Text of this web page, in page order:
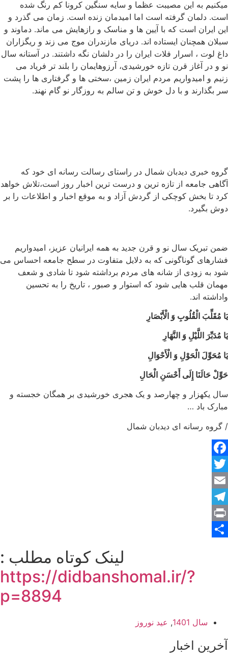
میکنیم به این مصیبت عظما و سایه سنگین کرونا کم رنگ شده
است. دلمان گرفته است اما امیدمان زنده است. زمان می گذرد و
این ایران است که با آیین ها و مناسک و رازهایش می ماند. دماوند و
سبلان همچنان ایستاده اند. دریای مازندران موج می زند و ریگزاران
داغ لوت ، اسرار فلات ایران را در دلشان نگه داشتند. در آستانه سال
نو و در آغاز قرن تازه خورشیدی، آرزوهایمان را بلند تر فریاد می
زنیم و امیدواریم مردم ایران زمین ،سختی ها و گرفتاری ها را پشت
سر بگذارند و با دل خوش و تن سالم به روزگار نو گام نهند.
گروه خبری دیدبان شمال در راستای رسالت رسانه ای خود که
آگاهی جامعه از تازه ترین و درست ترین اخبار روز است،تلاش خواهد
کرد تا بخش کوچکی از گردش آزاد و به موقع اخبار و اطلاعات را بر
دوش بگیرد.
ضمن تبریک سال نو و قرن جدید به همه ایرانیان عزیز، امیدواریم
فشارهای گوناگونی که به دلایل متفاوت در سطح جامعه احساس می
شود به زودی از شانه های مردم برداشته شود تا شادی و شعف
مهمان قلب هایی شود که استوار و صبور ، تاریخ را به تحسین
واداشته اند.
یَا مُقَلِّبَ الْقُلُوبِ وَ الْأَبْصَارِ
یَا مُدَبِّرَ اللَّیْلِ وَ النَّهَارِ
یَا مُحَوِّلَ الْحَوْلِ وَ الْأَحْوَالِ
حَوِّلْ حَالَنَا إِلَی أَحْسَنِ الْحَالِ
سال یکهزار و چهارصد و یک هجری خورشیدی بر همگان خجسته و
مبارک باد …
/ گروه رسانه ای دیدبان شمال
Facebook
Twitter
Email
Telegram
Print
لینک کوتاه مطلب :
https://didbanshomal.ir/?
p=8894
سال 1401 , عید نوروز
آخرین اخبار